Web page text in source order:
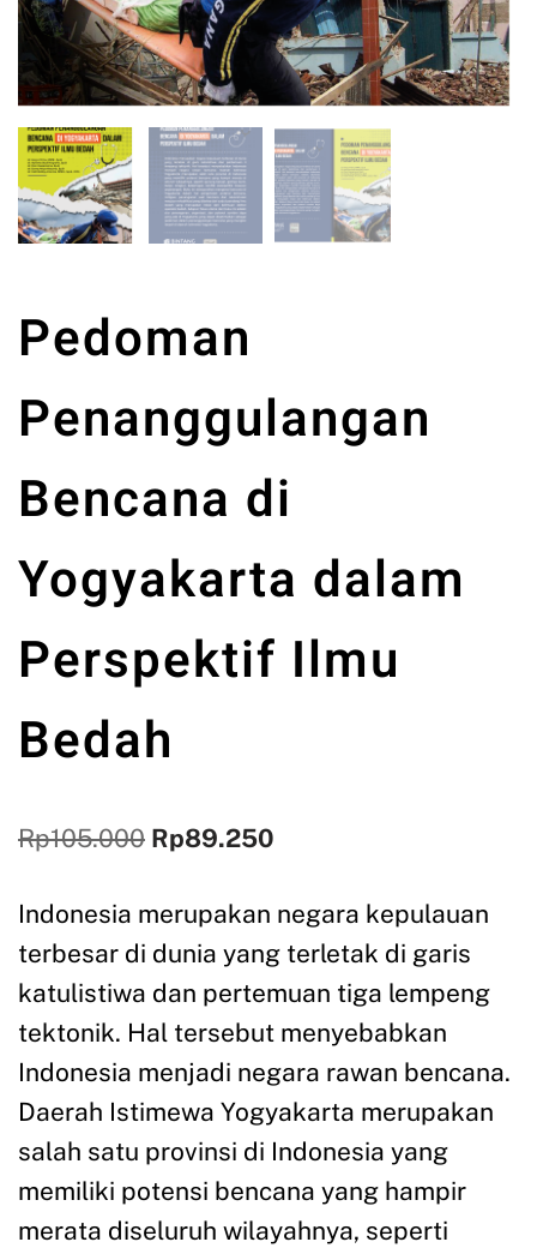
Pedoman
Penanggulangan
Bencana di
Yogyakarta dalam
Perspektif Ilmu
Bedah
Rp105.000 Rp89.250
Indonesia merupakan negara kepulauan
terbesar di dunia yang terletak di garis
katulistiwa dan pertemuan tiga lempeng
tektonik. Hal tersebut menyebabkan
Indonesia menjadi negara rawan bencana.
Daerah Istimewa Yogyakarta merupakan
salah satu provinsi di Indonesia yang
memiliki potensi bencana yang hampir
merata diseluruh wilayahnya, seperti